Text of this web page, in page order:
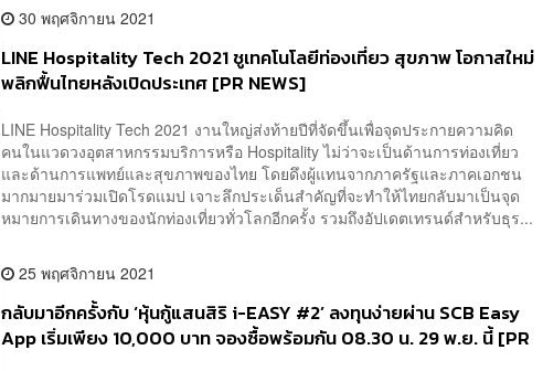
30 พฤศจิกายน 2021
LINE Hospitality Tech 2021 ชูเทคโนโลยีท่องเที่ยว สุขภาพ โอกาสใหม่
พลิกฟื้นไทยหลังเปิดประเทศ [PR NEWS]
LINE Hospitality Tech 2021 งานใหญ่ส่งท้ายปีที่จัดขึ้นเพื่อจุดประกายความคิด
คนในแวดวงอุตสาหกรรมบริการหรือ Hospitality ไม่ว่าจะเป็นด้านการท่องเที่ยว
และด้านการแพทย์และสุขภาพของไทย โดยดึงผู้แทนจากภาครัฐและภาคเอกชน
มากมายมาร่วมเปิดโรดแมป เจาะลึกประเด็นสำคัญที่จะทำให้ไทยกลับมาเป็นจุด
หมายการเดินทางของนักท่องเที่ยวทั่วโลกอีกครั้ง รวมถึงอัปเดตเทรนด์สำหรับธุร...
25 พฤศจิกายน 2021
กลับมาอีกครั้งกับ ‘หุ้นกู้แสนสิริ i-EASY #2’ ลงทุนง่ายผ่าน SCB Easy
App เริ่มเพียง 10,000 บาท จองซื้อพร้อมกัน 08.30 น. 29 พ.ย. นี้ [PR